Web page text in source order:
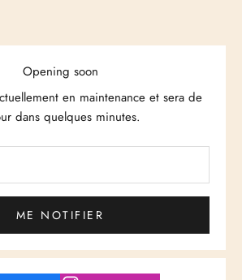
Opening soon
en maintenance et sera de
dans quelques minutes.
ME NOTIFIER